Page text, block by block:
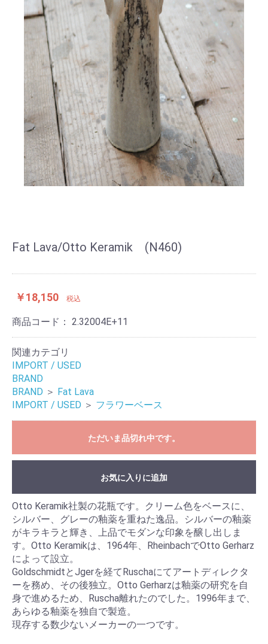
Fat Lava/Otto Keramik (N460)
￥18,150 税込
商品コード： 2.32004E+11
関連カテゴリ
IMPORT / USED
BRAND
BRAND ＞ Fat Lava
IMPORT / USED ＞ フラワーベース
ただいま品切れ中です。
お気に入りに追加
Otto Keramik社製の花瓶です。クリーム色をベースに、
シルバー、グレーの釉薬を重ねた逸品。シルバーの釉薬
がキラキラと輝き、上品でモダンな印象を醸し出しま
す。Otto Keramikは、1964年、RheinbachでOtto Gerharz
によって設立。
GoldschmidtとJgerを経てRuschaにてアートディレクタ
ーを務め、その後独立。Otto Gerharzは釉薬の研究を自
身で進めるため、Ruscha離れたのでした。1996年まで、
あらゆる釉薬を独自で製造。
現存する数少ないメーカーの一つです。